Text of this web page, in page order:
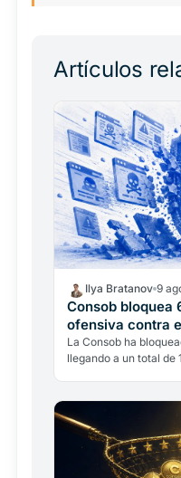
Artículos
Ilya Bratanov 9
Consob bloquea
ofensiva contra
ilegales
La Consob ha
llegando a un total de